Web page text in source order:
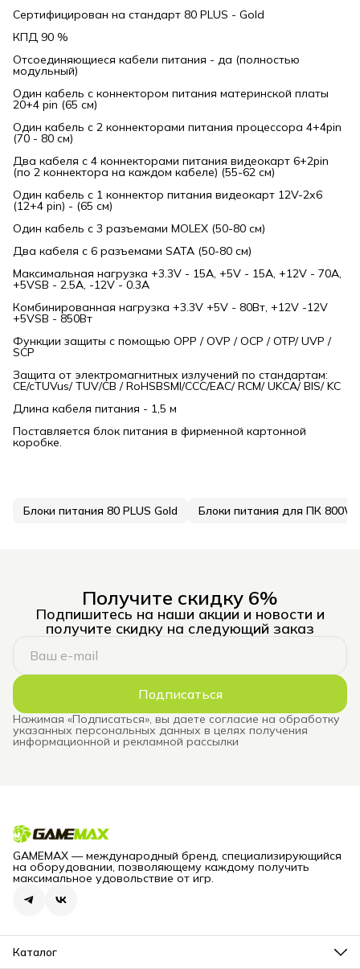
Сертифицирован на стандарт 80 PLUS - Gold
КПД 90 %
Отсоединяющиеся кабели питания - да (полностью
модульный)
Один кабель с коннектором питания материнской платы
20+4 pin (65 см)
Один кабель с 2 коннекторами питания процессора 4+4pin
(70 - 80 см)
Два кабеля с 4 коннекторами питания видеокарт 6+2pin
(по 2 коннектора на каждом кабеле) (55-62 см)
Один кабель с 1 коннектор питания видеокарт 12V-2х6
(12+4 pin) - (65 см)
Один кабель с 3 разъемами MOLEX (50-80 см)
Два кабеля с 6 разъемами SATA (50-80 см)
Максимальная нагрузка +3.3V - 15A, +5V - 15A, +12V - 70A,
+5VSB - 2.5A, -12V - 0.3A
Комбинированная нагрузка +3.3V +5V - 80Вт, +12V -12V
+5VSB - 850Вт
Функции защиты с помощью OPP / OVP / OCP / OTP/ UVP /
SCP
Защита от электромагнитных излучений по стандартам:
CE/cTUVus/ TUV/CB / RoHSBSMI/CCC/EAC/ RCM/ UKCA/ BIS/ KC
Длина кабеля питания - 1,5 м
Поставляется блок питания в фирменной картонной
коробке.
Блоки питания 80 PLUS Gold Блоки питания для ПК
Получите скидку 6%
Подпишитесь на наши акции и новости и
получите скидку на следующий заказ
Подписаться
Нажимая «Подписаться», вы даете согласие на обработку
указанных персональных данных в целях получения
информационной и рекламной рассылки
GAMEMAX — международный бренд, специализирующийся
на оборудовании, позволяющему каждому получить
максимальное удовольствие от игр.
Каталог